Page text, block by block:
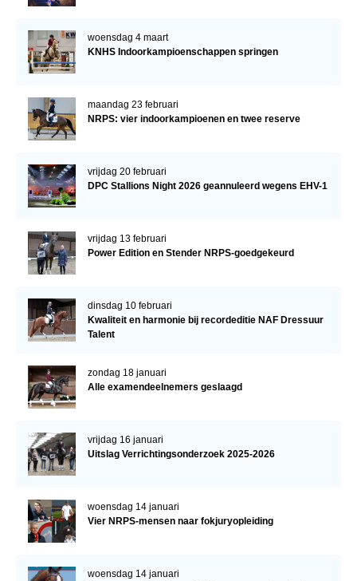
woensdag 4 maart
KNHS Indoorkampioenschappen springen
maandag 23 februari
NRPS: vier indoorkampioenen en twee reserve
vrijdag 20 februari
DPC Stallions Night 2026 geannuleerd wegens EHV-1
vrijdag 13 februari
Power Edition en Stender NRPS-goedgekeurd
dinsdag 10 februari
Kwaliteit en harmonie bij recordeditie NAF Dressuur
Talent
zondag 18 januari
Alle examendeelnemers geslaagd
vrijdag 16 januari
Uitslag Verrichtingsonderzoek 2025-2026
woensdag 14 januari
Vier NRPS-mensen naar fokjuryopleiding
woensdag 14 januari